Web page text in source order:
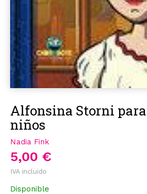
Alfonsina Storni
niños
Nadia Fink
5,00 €
IVA incluido
Disponible